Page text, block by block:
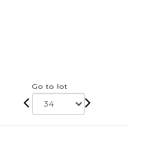
Go to lot